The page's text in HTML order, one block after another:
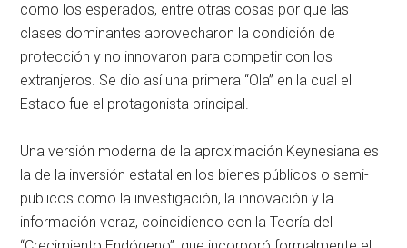
como los esperados, entre otras cosas por que las
clases dominantes aprovecharon la condición de
protección y no innovaron para competir con los
extranjeros. Se dio así una primera “Ola” en la cual el
Estado fue el protagonista principal.
Una versión moderna de la aproximación Keynesiana es
la de la inversión estatal en los bienes públicos o semi-
publicos como la investigación, la innovación y la
información veraz, coincidienco con la Teoría del